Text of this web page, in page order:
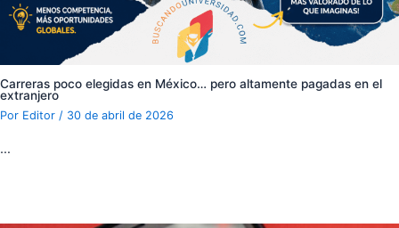
Carreras poco elegidas en México… pero altamente pagadas en el
extranjero
Por Editor / 30 de abril de 2026
…